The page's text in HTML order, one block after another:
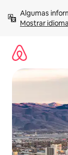
para
Mostrar